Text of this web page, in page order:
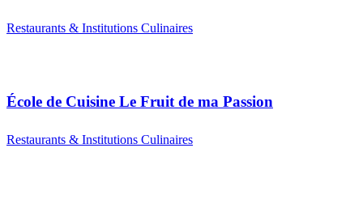
Restaurants & Institutions Culinaires
École de Cuisine Le Fruit de ma Passion
Restaurants & Institutions Culinaires